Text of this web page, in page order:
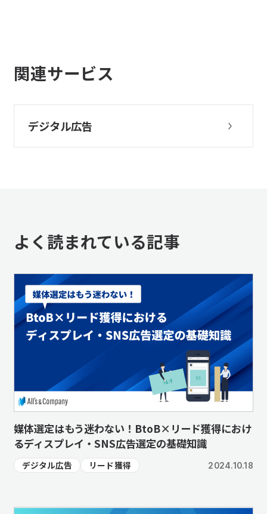
関連サービス
デジタル広告
よく読まれている記事
媒体選定はもう迷わない！BtoB×リード獲得におけ
るディスプレイ・SNS広告選定の基礎知識
デジタル広告 リード獲得 2024.10.18